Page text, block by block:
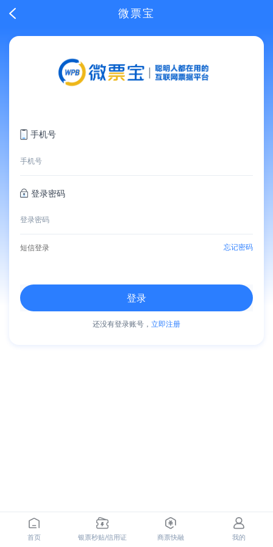
微票宝
手机号
登录密码
短信登录 忘记密码
登录
还没有登录账号， 立即注册
首页 银票秒贴/信用证 商票快融 我的